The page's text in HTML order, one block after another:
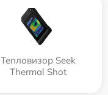
Тепловизор Seek
Thermal Shot